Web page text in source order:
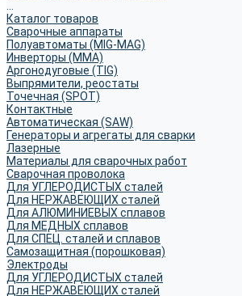
Каталог товаров
Сварочные аппараты
Полуавтоматы (MIG-MAG)
Инверторы (MMA)
Аргонодуговые (TIG)
Выпрямители, реостаты
Точечная (SPOT)
Контактные
Автоматическая (SAW)
Генераторы и агрегаты для сварки
Лазерные
Материалы для сварочных работ
Сварочная проволока
Для УГЛЕРОДИСТЫХ сталей
Для НЕРЖАВЕЮЩИХ сталей
Для АЛЮМИНИЕВЫХ сплавов
Для МЕДНЫХ сплавов
Для СПЕЦ. сталей и сплавов
Самозащитная (порошковая)
Электроды
Для УГЛЕРОДИСТЫХ сталей
Для НЕРЖАВЕЮЩИХ сталей